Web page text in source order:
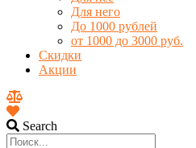
Для него
До 1000 рублей
от 1000 до 3000 руб.
Скидки
Акции
Search